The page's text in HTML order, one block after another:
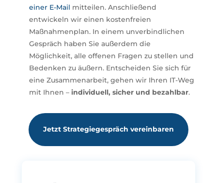
einer E-Mail mitteilen. Anschließend
entwickeln wir einen kostenfreien
Maßnahmenplan. In einem unverbindlichen
Gespräch haben Sie außerdem die
Möglichkeit, alle offenen Fragen zu stellen und
Bedenken zu äußern. Entscheiden Sie sich für
eine Zusammenarbeit, gehen wir Ihren IT-Weg
mit Ihnen – individuell, sicher und bezahlbar.
Jetzt Strategiegespräch vereinbaren